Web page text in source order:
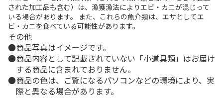
された加工品も含む）は、漁獲漁法によりエビ・カニが混じって
いる場合があります。 また、これらの魚介類は、エサとしてエ
ビ・カニを食べている可能性があります。
その他
商品写真はイメージです。
商品内容として記載されていない「小道具類」はお届け
する商品に含まれておりません。
商品の色は、ご覧になるパソコンなどの環境により、実
際と異なる場合があります。